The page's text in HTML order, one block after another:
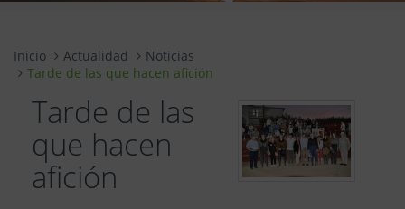
Inicio Actualidad
Noticias
Tarde de las que hacen afición
Tarde de las
que hacen
afición